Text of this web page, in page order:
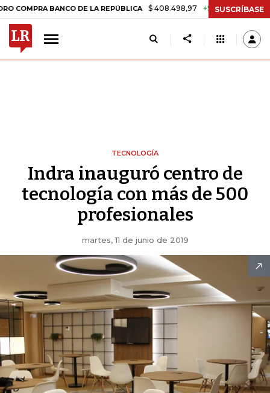
BANCO DE LA REPÚBLICA $ 408.498,97 +$ 8.753,81 +2,19%
SUSCRÍBASE
TECNOLOGÍA
Indra inauguró centro de
tecnología con más de 500
profesionales
martes, 11 de junio de 2019